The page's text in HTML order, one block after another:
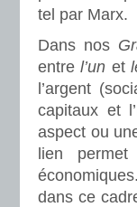
tel par Marx.
Dans nos
entrel’un et
l’argent
capitaux et
aspect ou
lien
dans ce